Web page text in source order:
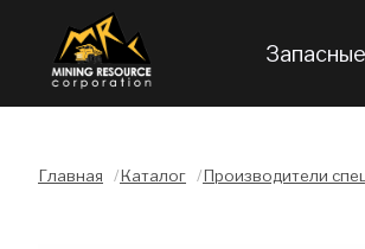
Главная /Каталог /Производители